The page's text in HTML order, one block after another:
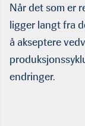
Når det som er
ligger langt fra
å akseptere
endringer.